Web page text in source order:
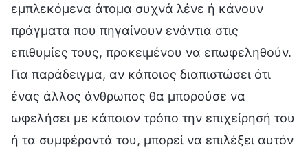
εμπλεκόμενα άτομα συχνά λένε ή κάνουν
πράγματα που πηγαίνουν ενάντια στις
επιθυμίες τους, προκειμένου να επωφεληθούν.
Για παράδειγμα, αν κάποιος διαπιστώσει ότι
ένας άλλος άνθρωπος θα μπορούσε να
ωφελήσει με κάποιον τρόπο την επιχείρησή του
ή τα συμφέροντά του, μπορεί να επιλέξει αυτόν